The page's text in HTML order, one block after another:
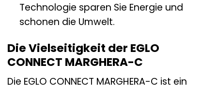
Technologie sparen Sie Energie und
schonen die Umwelt.
Die Vielseitigkeit der EGLO
CONNECT MARGHERA-C
Die EGLO CONNECT MARGHERA-C ist ein